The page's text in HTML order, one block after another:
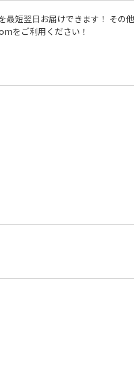
最短翌日お届けできます！ その
をご利用ください！